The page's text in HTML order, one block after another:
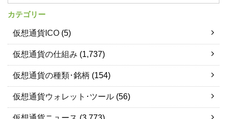
カテゴリー
仮想通貨ICO (5)
仮想通貨の仕組み (1,737)
仮想通貨の種類･銘柄 (154)
仮想通貨ウォレット･ツール (56)